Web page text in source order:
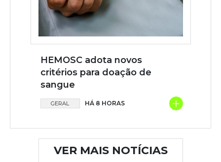
HEMOSC adota novos
critérios para doação de
sangue
GERAL HÁ 8 HORAS +
VER MAIS NOTÍCIAS